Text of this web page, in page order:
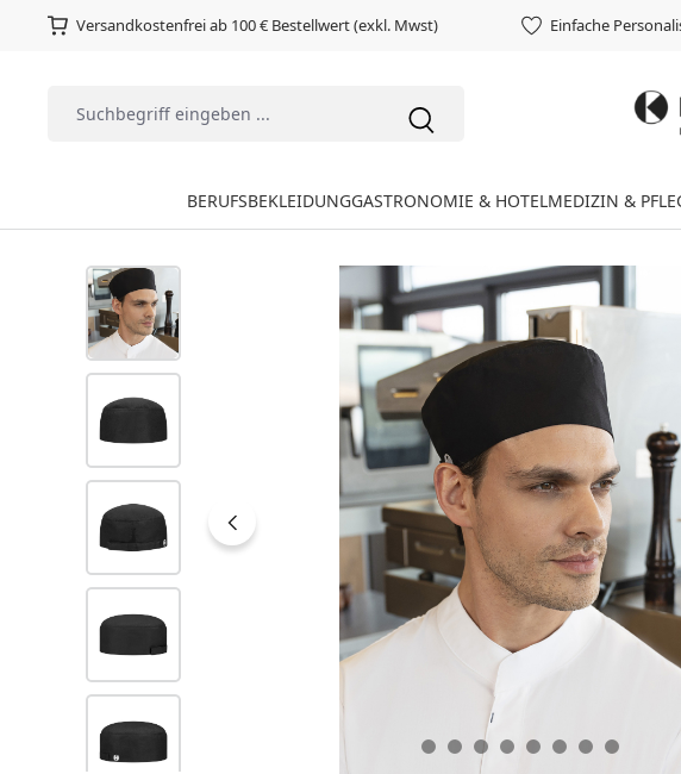
Versandkostenfrei ab 100 € Bestellwert (exkl. Mwst) Einfache
BERUFSBEKLEIDUNGGASTRONOMIE & HOTELMEDIZIN &
Bildergalerie überspringen